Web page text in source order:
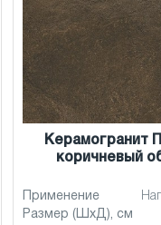
Керамогранит
коричневый
Применение
Размер (ШхД), см